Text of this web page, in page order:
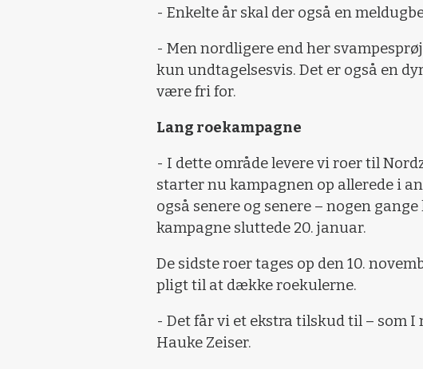
- Enkelte år skal der også en
- Men nordligere end her
kun undtagelsesvis. Det er også en
være fri for.
Lang roekampagne
- I dette område levere vi roer til
starter nu kampagnen op allerede i
også senere og senere – nogen
kampagne sluttede 20. januar.
De sidste roer tages op den 10.
pligt til at dække roekulerne.
- Det får vi et ekstra tilskud til – som
Hauke Zeiser.